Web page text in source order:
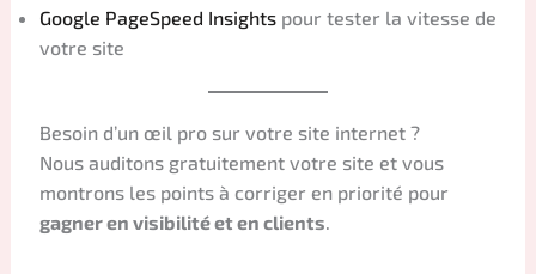
Google PageSpeed Insightspour tester la vitesse de
votre site
Besoin d’un œil pro sur votre site internet ?
Nous auditons gratuitement votre site et vous
montrons les points à corriger en priorité pour
gagner en visibilité et en clients.